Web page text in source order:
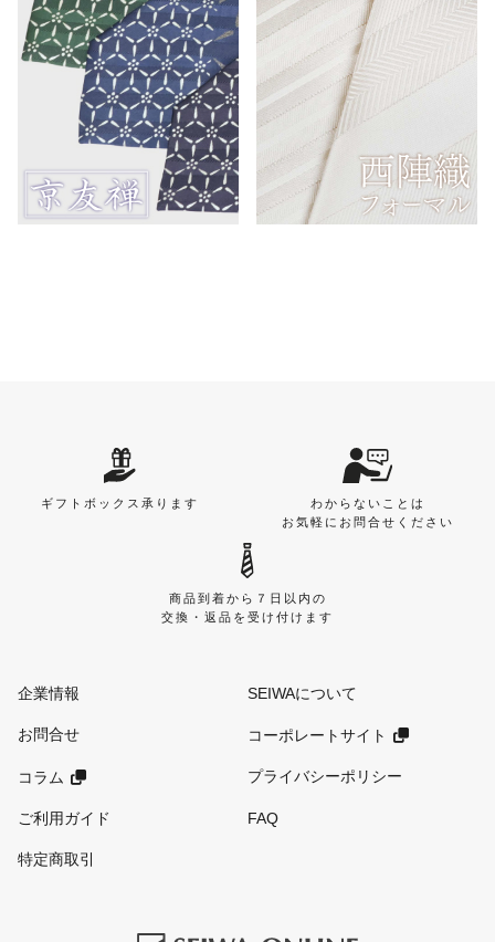
ギフトボックス承ります
わからないことは
お気軽にお問合せください
商品到着から７日以内の
交換・返品を受け付けます
企業情報 SEIWAについて
お問合せ コーポレートサイト
コラム プライバシーポリシー
ご利用ガイド FAQ
特定商取引